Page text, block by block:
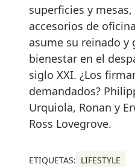
superficies y
accesorios de
asume su reinado y
bienestar en el
siglo XXI. ¿Los
demandados?
Urquiola, Ronan y
Ross Lovegrove.
ETIQUETAS: LIFESTYLE